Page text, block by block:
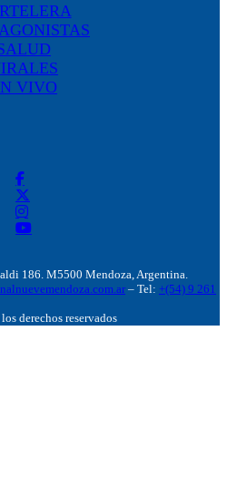
VIVO
186. M5500 Mendoza, Argentina.
– Tel: +(54) 9 261
derechos reservados